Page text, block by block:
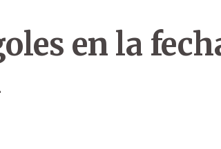
en la